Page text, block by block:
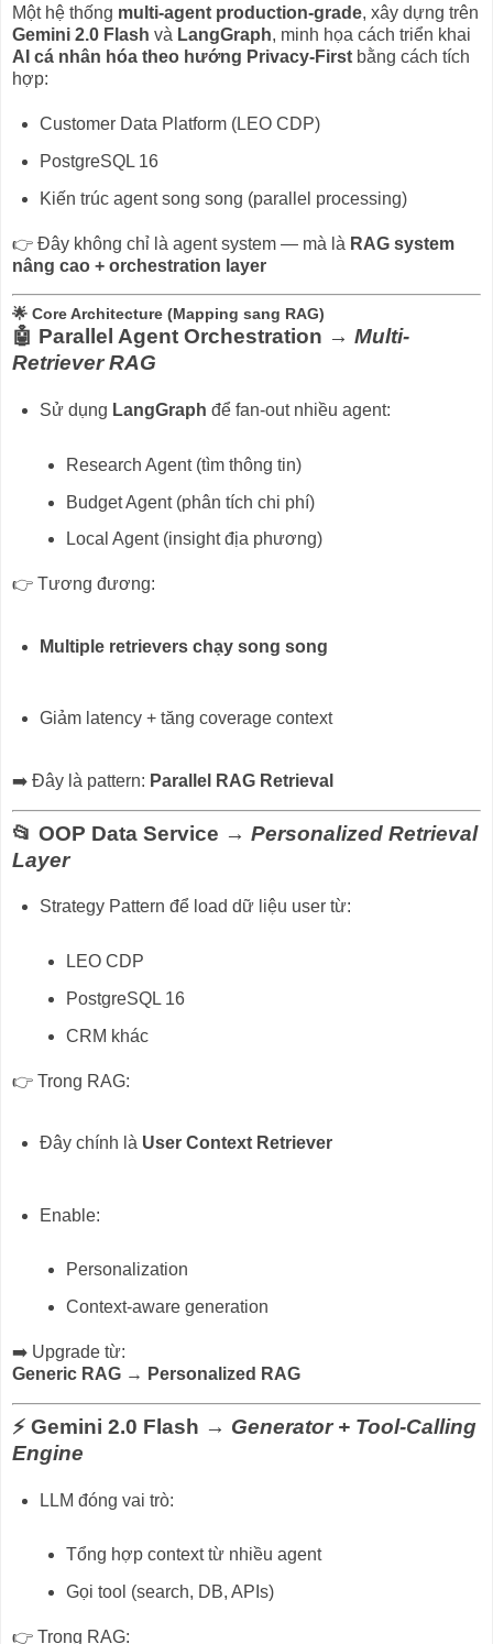
Một hệ thống multi-agent production-grade, xây dựng trên
Gemini 2.0 Flash và LangGraph, minh họa cách triển khai
AI cá nhân hóa theo hướng Privacy-First bằng cách tích
hợp:
Customer Data Platform (LEO CDP)
PostgreSQL 16
Kiến trúc agent song song (parallel processing)
👉 Đây không chỉ là agent system — mà là RAG system
nâng cao + orchestration layer
🌟 Core Architecture (Mapping sang RAG)
🤖 Parallel Agent Orchestration → Multi-
Retriever RAG
Sử dụng LangGraph để fan-out nhiều agent:
Research Agent (tìm thông tin)
Budget Agent (phân tích chi phí)
Local Agent (insight địa phương)
👉 Tương đương:
Multiple retrievers chạy song song
Giảm latency + tăng coverage context
➡️ Đây là pattern: Parallel RAG Retrieval
📂 OOP Data Service → Personalized Retrieval
Layer
Strategy Pattern để load dữ liệu user từ:
LEO CDP
PostgreSQL 16
CRM khác
👉 Trong RAG:
Đây chính là User Context Retriever
Enable:
Personalization
Context-aware generation
➡️ Upgrade từ:
Generic RAG → Personalized RAG
⚡ Gemini 2.0 Flash → Generator + Tool-Calling
Engine
LLM đóng vai trò:
Tổng hợp context từ nhiều agent
Gọi tool (search, DB, APIs)
👉 Trong RAG: